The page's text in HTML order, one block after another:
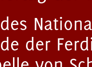
der